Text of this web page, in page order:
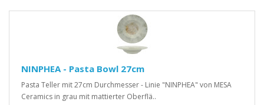
NINPHEA - Pasta Bowl 27cm
Pasta Teller mit 27cm Durchmesser - Linie "NINPHEA" von MESA
Ceramics in grau mit mattierter Oberflä..